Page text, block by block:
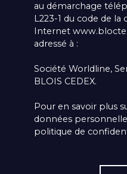
au démarchage
L223-1 du code de
Internet
adressé à :
Société Worldline,
BLOIS CEDEX.
Pour en savoir plus
données
politique de